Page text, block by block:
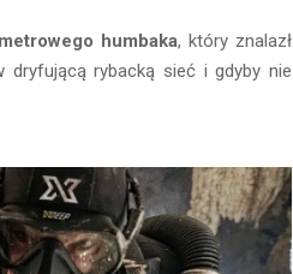
humbaka, który znalazł
dryfującą rybacką sieć i gdyby nie